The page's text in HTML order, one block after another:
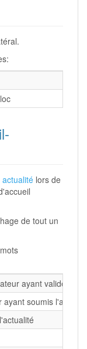
actualité lors de
de tout un
ayant validé ou
soumis l'article